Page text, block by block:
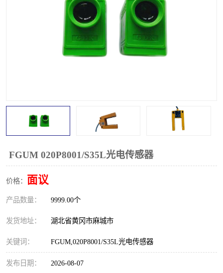
FGUM 020P8001/S35L光电传感器
价格： 面议
产品数量： 9999.00个
发货地址： 湖北省黄冈市麻城市
关键词： FGUM,020P8001/S35L光电传感器
发布日期： 2026-08-07
滑线指示灯
光电开关
拉绳开关
溜槽堵塞检测开关
限位开关 速度检测器
速度传感器
微电脑超速开关